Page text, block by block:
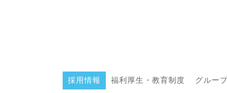
採用情報 福利厚生・教育制度 グルー